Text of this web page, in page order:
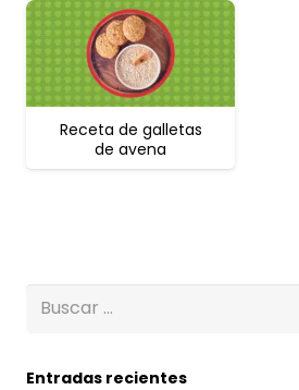
Receta de galletas
de avena
Buscar:
Entradas recientes